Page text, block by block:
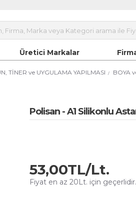
Üretici Markalar
TİNER ve UYGULAMA YAPILMASI
BOYA
Polisan - A1 Silikonlu
53,00TL/Lt.
Fiyat en az 20Lt. için